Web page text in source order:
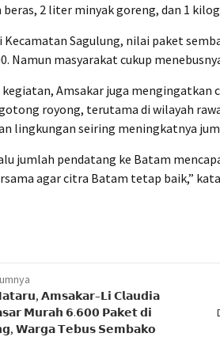
2 liter minyak goreng, dan 1
Kecamatan Sagulung, nilai paket
Namun masyarakat cukup
kegiatan, Amsakar juga
royong, terutama di wilayah
lingkungan seiring meningkatnya
jumlah pendatang ke Batam
agar citra Batam tetap baik,”
𝗔𝗺𝘀𝗮𝗸𝗮𝗿–𝗟𝗶 𝗖𝗹𝗮𝘂𝗱𝗶𝗮
𝗠𝘂𝗿𝗮𝗵 𝟲.𝟲𝟬𝟬 𝗣𝗮𝗸𝗲𝘁 𝗱𝗶
𝗪𝗮𝗿𝗴𝗮 𝗧𝗲𝗯𝘂𝘀 𝗦𝗲𝗺𝗯𝗮𝗸𝗼